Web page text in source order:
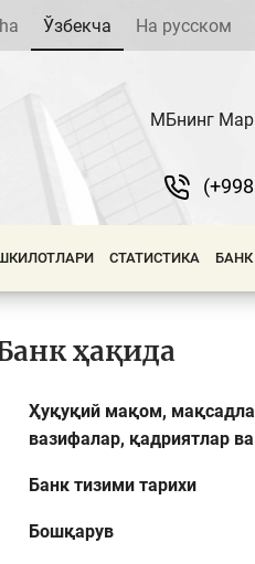
Ўзбекча На русском
МБнинг
СТАТИСТИКА
ҳақида
Ҳуқуқий мақом,
вазифалар, қадриятлар
Банк тизими тарихи
Бошқарув